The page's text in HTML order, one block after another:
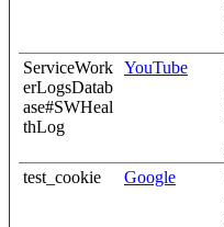
ServiceWork
erLogsDatab
ase#SWHeal
thLog
YouTube
test_cookie Google